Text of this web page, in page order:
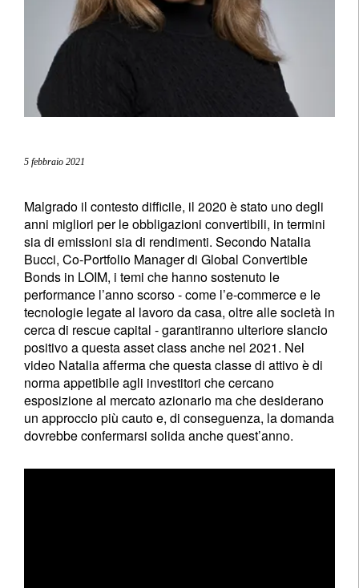
5 febbraio 2021
Malgrado il contesto difficile, il 2020 è stato uno degli
anni migliori per le obbligazioni convertibili, in termini
sia di emissioni sia di rendimenti. Secondo Natalia
Bucci, Co-Portfolio Manager di Global Convertible
Bonds in LOIM, i temi che hanno sostenuto le
performance l’anno scorso - come l’e-commerce e le
tecnologie legate al lavoro da casa, oltre alle società in
cerca di rescue capital - garantiranno ulteriore slancio
positivo a questa asset class anche nel 2021. Nel
video Natalia afferma che questa classe di attivo è di
norma appetibile agli investitori che cercano
esposizione al mercato azionario ma che desiderano
un approccio più cauto e, di conseguenza, la domanda
dovrebbe confermarsi solida anche quest’anno.